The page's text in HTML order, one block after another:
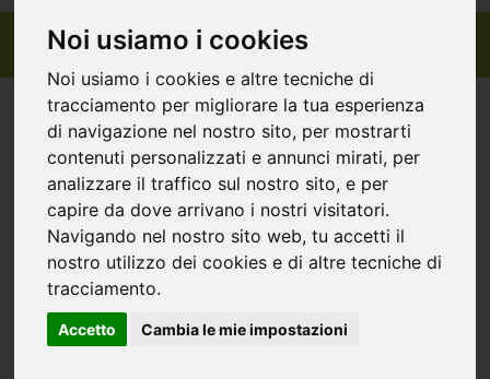
Noi usiamo i cookies
Noi usiamo i cookies e altre tecniche di
tracciamento per migliorare la tua esperienza
di navigazione nel nostro sito, per mostrarti
contenuti personalizzati e annunci mirati, per
analizzare il traffico sul nostro sito, e per
capire da dove arrivano i nostri visitatori.
Navigando nel nostro sito web, tu accetti il
nostro utilizzo dei cookies e di altre tecniche di
tracciamento.
Accetto Cambia le mie impostazioni